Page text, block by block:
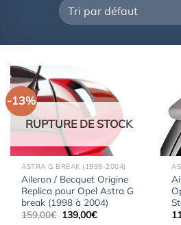
-13%
RUPTURE DE STOCK
ASTRA G BREAK (1998-2004)
Aileron / Becquet Origine
Replica pour Opel Astra G
break (1998 à 2004)
159,00€ Le
139,00€Le